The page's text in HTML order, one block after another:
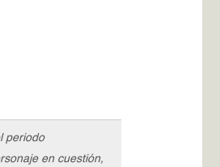
periodo
en cuestión,